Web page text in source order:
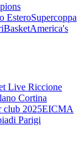
EsteroSupercoppa
BasketAmerica's
Live Riccione
Cortina
club 2025EICMA
Parigi